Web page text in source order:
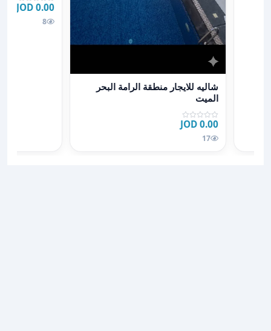
عرض تفاصيل شاليه للايجار منطقة الرامة البحر الميت
شاليه للايجار منطقة الرامة البحر
الميت
0.00 JOD
17
0.00 JOD
8